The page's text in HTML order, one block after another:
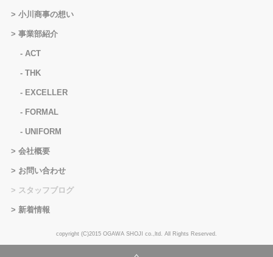
小川商事の想い
事業部紹介
ACT
THK
EXCELLER
FORMAL
UNIFORM
会社概要
お問い合わせ
スタッフブログ
新着情報
copyright (C)2015 OGAWA SHOJI co.,ltd. All Rights Reserved.